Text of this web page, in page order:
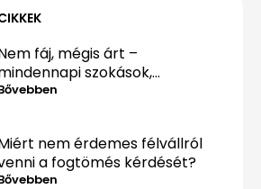
fáj, mégis árt –
szokások,
alattomosan
nem érdemes félvállról
a fogtömés kérdését?